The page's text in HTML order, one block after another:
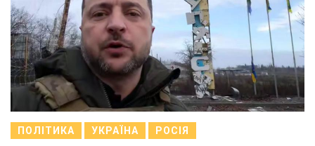
ПОЛІТИКА УКРАЇНА РОСІЯ